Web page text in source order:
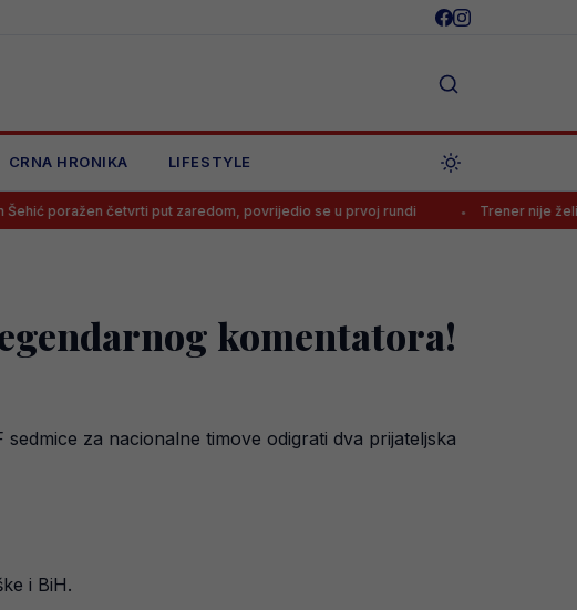
CRNA HRONIKA LIFESTYLE
četvrti put zaredom, povrijedio se u prvoj rundi Trener nije želio dati ni
komentatora!
za nacionalne timove odigrati dva prijateljska
i BiH.